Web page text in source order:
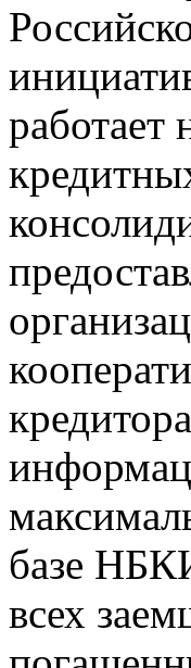
базе
всех